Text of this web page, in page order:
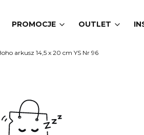
PROMOCJE OUTLET
arkusz 14,5 x 20 cm YS Nr 96